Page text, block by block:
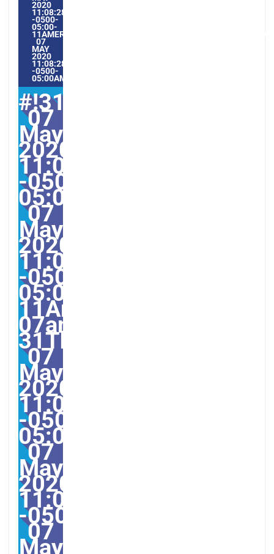
2020
11:08:28
-0500-
05:00-
11AMERICA/GUAYAQUIL3131AMERICA/
07
MAY
2020
11:08:28
-0500-
05:00AMERICA/GUAYAQUIL5#
#!31Thu,
07
May
2020
11:08:28
-0500-
05:002831#31Thu,
07
May
2020
11:08:28
-0500-
05:00-
11America/
07am31am-
31Thu,
07
May
2020
11:08:28
-0500-
05:0011America/
07
May
2020
11:08:28
-
07
May